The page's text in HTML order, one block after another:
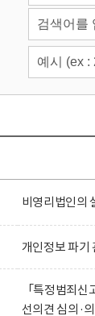
비영리법인의
개인정보 파기
「특정범죄
선의견 심의·